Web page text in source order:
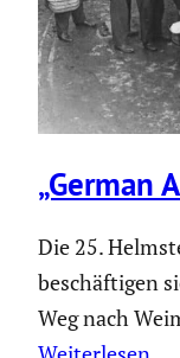
„German
Die 25.
beschäftigen
Weg nach